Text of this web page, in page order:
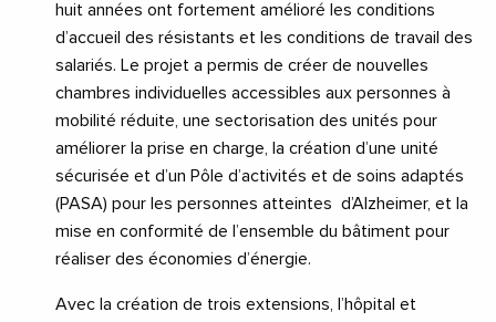
huit années ont fortement amélioré les conditions
d’accueil des résistants et les conditions de travail des
salariés. Le projet a permis de créer de nouvelles
chambres individuelles accessibles aux personnes à
mobilité réduite, une sectorisation des unités pour
améliorer la prise en charge, la création d’une unité
sécurisée et d’un Pôle d’activités et de soins adaptés
(PASA) pour les personnes atteintes d’Alzheimer, et la
mise en conformité de l’ensemble du bâtiment pour
réaliser des économies d’énergie.
Avec la création de trois extensions, l’hôpital et